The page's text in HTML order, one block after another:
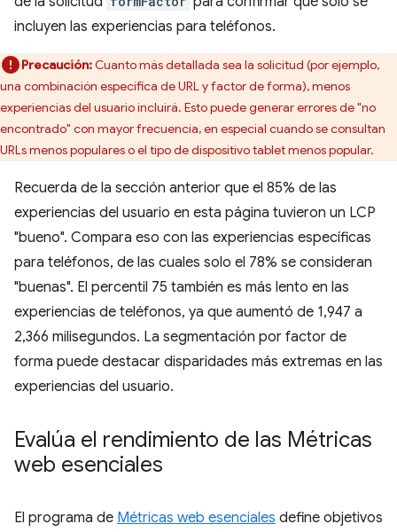
incluyen las experiencias para teléfonos.
Precaución:Cuanto más detallada sea la solicitud (por ejemplo,
una combinación específica de URL y factor de forma), menos
experiencias del usuario incluirá. Esto puede generar errores de "no
encontrado" con mayor frecuencia, en especial cuando se consultan
URLs menos populares o el tipo de dispositivo tablet menos popular.
Recuerda de la sección anterior que el 85% de las
experiencias del usuario en esta página tuvieron un LCP
"bueno". Compara eso con las experiencias específicas
para teléfonos, de las cuales solo el 78% se consideran
"buenas". El percentil 75 también es más lento en las
experiencias de teléfonos, ya que aumentó de 1,947 a
2,366 milisegundos. La segmentación por factor de
forma puede destacar disparidades más extremas en las
experiencias del usuario.
Evalúa el rendimiento de las Métricas
web esenciales
El programa de Métricas web esenciales define objetivos